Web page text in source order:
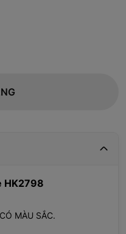
HK2798
MÀU SẮC.